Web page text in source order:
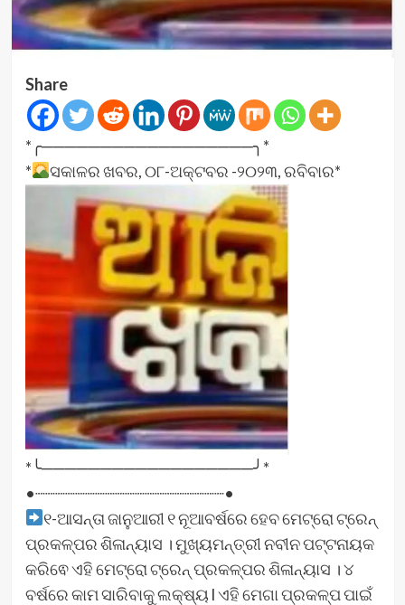
Share
*╭──────────────────╮*
*
ସକାଳର ଖବର, ୦୮-ଅକ୍ଟବର -୨୦୨୩, ରବିବାର*
*╰──────────────────╯*
•┈┈┈┈┈┈┈┈┈┈┈┈┈┈┈┈┈┈┈•
୧-ଆସନ୍ତା ଜାନୁଆରୀ ୧ ନୂଆବର୍ଷରେ ହେବ ମେଟ୍ରୋ ଟ୍ରେନ୍
ପ୍ରକଳ୍ପର ଶିଳାନ୍ୟାସ । ମୁଖ୍ୟମନ୍ତ୍ରୀ ନବୀନ ପଟ୍ଟନାୟକ
କରିଵେ ଏହି ମେଟ୍ରୋ ଟ୍ରେନ୍ ପ୍ରକଳ୍ପର ଶିଳାନ୍ୟାସ । ୪
ବର୍ଷରେ କାମ ସାରିବାକୁ ଲକ୍ଷ୍ୟ l ଏହି ମେଗା ପ୍ରକଳ୍ପ ପାଇଁ